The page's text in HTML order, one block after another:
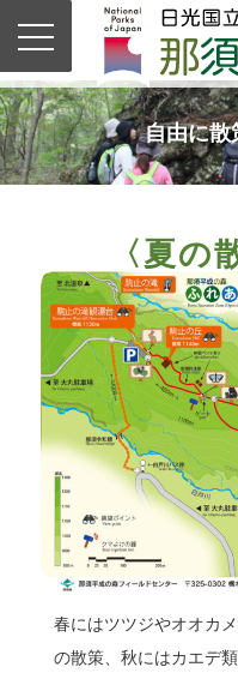
自由に散
〈夏の
春にはツツジやオオカ
の散策、秋にはカエデ